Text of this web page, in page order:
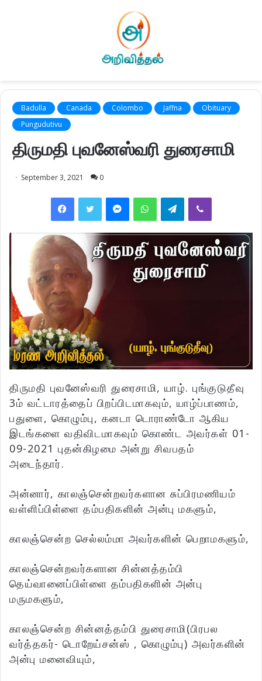
Badulla Canada Colombo Jaffna
Obituary
Pungudutivu
திருமதி புவனேஸ்வரி துரைசாமி
September 3, 2021 0
FacebookTwitter MessengerWhatsAppTelegramViber
திருமதி புவனேஸ்வரி துரைசாமி, யாழ். புங்குடுதீவு
3ம் வட்டாரத்தைப் பிறப்பிடமாகவும், யாழ்ப்பாணம்,
பதுளை, கொழும்பு, கனடா டொராண்டோ ஆகிய
இடங்களை வதிவிடமாகவும் கொண்ட அவர்கள் 01-
09-2021 புதன்கிழமை அன்று சிவபதம்
அடைந்தார்.
அன்னார், காலஞ்சென்றவர்களான சுப்பிரமணியம்
வள்ளிப்பிள்ளை தம்பதிகளின் அன்பு மகளும்,
காலஞ்சென்ற செல்லம்மா அவர்களின் பெறாமகளும்,
காலஞ்சென்றவர்களான சின்னத்தம்பி
தெய்வானைப்பிள்ளை தம்பதிகளின் அன்பு
மருமகளும்,
காலஞ்சென்ற சின்னத்தம்பி துரைசாமி(பிரபல
வர்த்தகர்- டொறேய்சன்ஸ் , கொழும்பு) அவர்களின்
அன்பு மனைவியும்,